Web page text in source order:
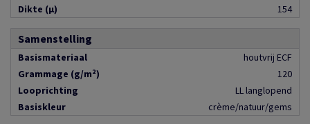
Dikte (µ)
154
Samenstelling
Basismateriaal
houtvrij ECF
Grammage (g/m²)
120
Looprichting
LL langlopend
Basiskleur
crème/natuur/gems